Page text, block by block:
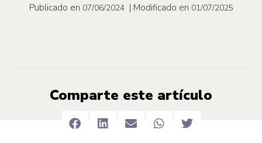
Publicado en 07/06/2024 | Modificado en 01/07/2025
Comparte este artículo